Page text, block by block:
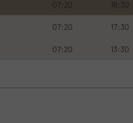
07:20 18:30
07:20 17:30
07:20 13:30